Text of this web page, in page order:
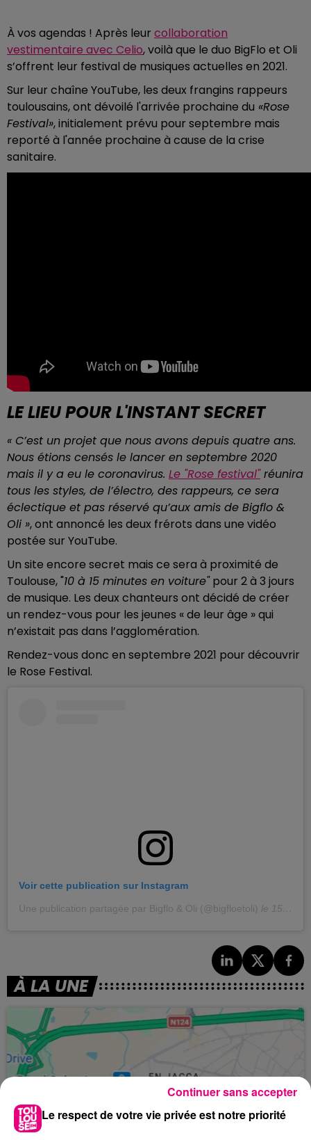
À vos agendas ! Après leur collaboration
vestimentaire avec Celio, voilà que le duo BigFlo et Oli
s’offrent leur festival de musiques actuelles en 2021.
Sur leur chaîne YouTube, les deux frangins rappeurs
toulousains, ont dévoilé l'arrivée prochaine du «Rose
Festival», initialement prévu pour septembre mais
reporté à l'année prochaine à cause de la crise
sanitaire.
LE LIEU POUR L'INSTANT SECRET
« C’est un projet que nous avons depuis quatre ans.
Nous étions censés le lancer en septembre 2020
mais il y a eu le coronavirus. Le "Rose festival"réunira
tous les styles, de l’électro, des rappeurs, ce sera
éclectique et pas réservé qu’aux amis de Bigflo &
Oli », ont annoncé les deux frérots dans une vidéo
postée sur YouTube.
Un site encore secret mais ce sera à proximité de
Toulouse, "10 à 15 minutes en voiture"pour 2 à 3 jours
de musique. Les deux chanteurs ont décidé de créer
un rendez-vous pour les jeunes « de leur âge » qui
n’existait pas dans l’agglomération.
Rendez-vous donc en septembre 2021 pour découvrir
le Rose Festival.
Voir cette publication sur Instagram
Une publication partagée par Bigflo & Oli (@bigfloetoli) le 15 Sept. 2020 à 8 :57 PDT
À LA UNE
Le respect de votre vie privée est notre priorité
Continuer sans accepter